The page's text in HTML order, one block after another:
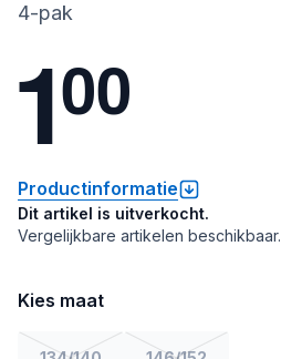
4-pak
100
Productinformatie
Dit artikel is uitverkocht.
Vergelijkbare artikelen beschikbaar.
Kies maat